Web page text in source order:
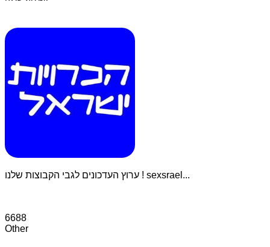
ערוץ העדכונים לגבי הקבוצות שלנו ! sexsrael...
6688
Other